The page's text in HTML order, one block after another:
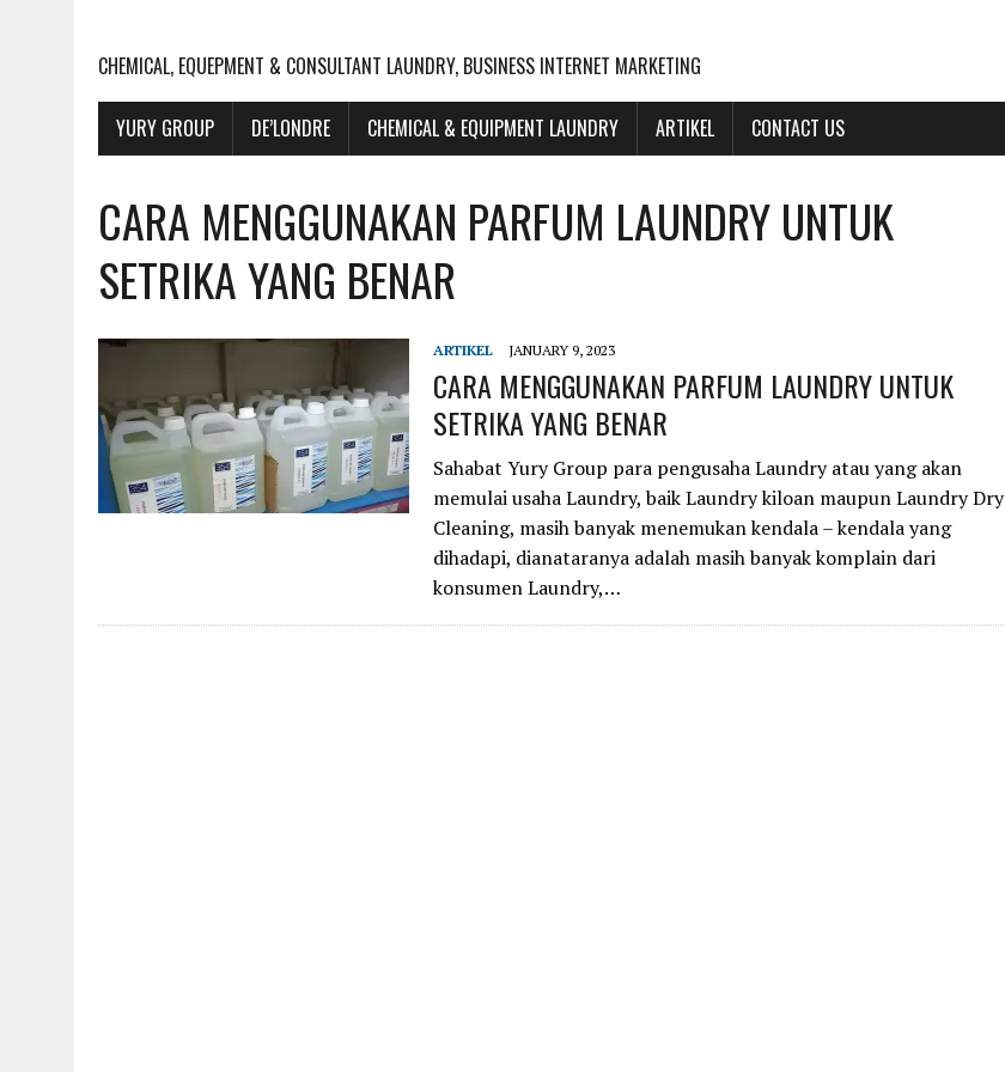
CHEMICAL, EQUEPMENT & CONSULTANT LAUNDRY, BUSINESS INTERNET MARKETING
YURY GROUP DE’LONDRE CHEMICAL & EQUIPMENT LAUNDRY ARTIKEL CONTACT US
CARA MENGGUNAKAN PARFUM LAUNDRY UNTUK
SETRIKA YANG BENAR
ARTIKEL JANUARY 9, 2023
CARA MENGGUNAKAN PARFUM LAUNDRY UNTUK
SETRIKA YANG BENAR
Sahabat Yury Group para pengusaha Laundry atau yang akan
memulai usaha Laundry, baik Laundry kiloan maupun Laundry Dry
Cleaning, masih banyak menemukan kendala – kendala yang
dihadapi, dianataranya adalah masih banyak komplain dari
konsumen Laundry,…